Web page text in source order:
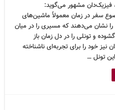
فیزیک‌دان مشهور می‌گوید:
سفر در زمان معمولاً ماشین‌های
نشان می‌دهند که مسیری را در میان
و تونلی را در دل زمان باز
نیز خود را برای تجربه‌ای ناشناخته
تونل …